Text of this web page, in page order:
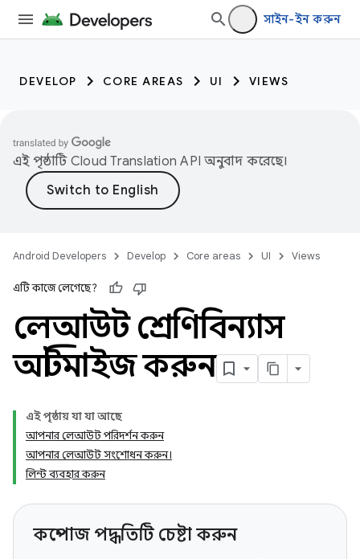
সাইন-ইন করুন
DEVELOP CORE AREAS UI VIEWS
এই পৃষ্ঠাটি Cloud Translation API অনুবাদ করেছে।
Android Developers Develop Core areas UI Views
এটি কাজে লেগেছে?
লেআউট শ্রেণিবিন্যাস
অপ্টিমাইজ করুন
এই পৃষ্ঠায় যা যা আছে
আপনার লেআউট পরিদর্শন করুন
আপনার লেআউট সংশোধন করুন।
লিন্ট ব্যবহার করুন
কম্পোজ পদ্ধতিটি চেষ্টা করুন